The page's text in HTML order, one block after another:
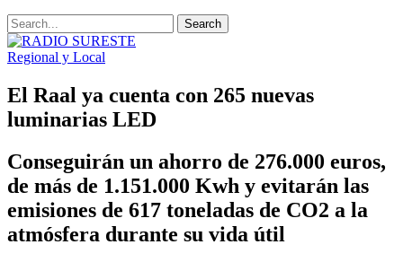
Regional y Local
El Raal ya cuenta con 265 nuevas
luminarias LED
Conseguirán un ahorro de 276.000 euros,
de más de 1.151.000 Kwh y evitarán las
emisiones de 617 toneladas de CO2 a la
atmósfera durante su vida útil